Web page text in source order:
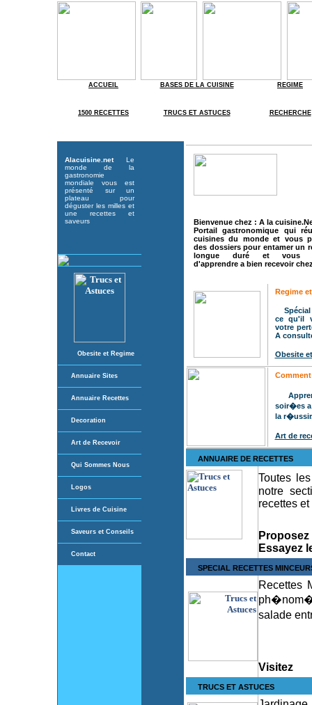
ACCUEIL BASES DE LA CUISINE REGIME
1500 RECETTES TRUCS ET ASTUCES RECHERCHE
Alacuisine.netLe
monde de la
gastronomie
mondiale vous est
présenté sur un
plateau pour
déguster les milles et
une recettes et
saveurs
Obesite et Regime
Annuaire Sites
Annuaire Recettes
Decoration
Art de Recevoir
Qui Sommes Nous
Logos
Livres de Cuisine
Saveurs et Conseils
Contact
Bienvenue chez : A la
Portail gastronomique qui
cuisines du monde et vous
des dossiers pour entamer un
longue duré et vous
d'apprendre a bien recevoir
Regime
Spécial
ce qu'il
votre
A
Obesite
soir�es
la
Art de
ANNUAIRE DE RECETTES
Toutes
notre
recettes
Essayez
SPECIAL RECETTES
Recettes
salade
Visitez
TRUCS ET ASTUCES